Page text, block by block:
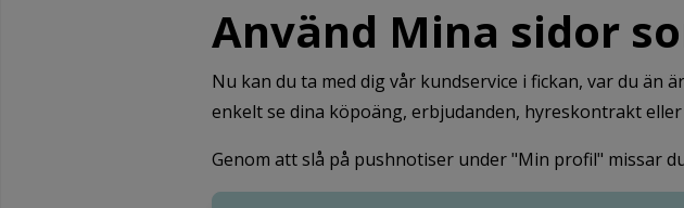
Använd Mina sidor
Nu kan du ta med dig vår kundservice i fickan, var du än
enkelt se dina köpoäng, erbjudanden, hyreskontrakt
Genom att slå på pushnotiser under "Min profil" missar